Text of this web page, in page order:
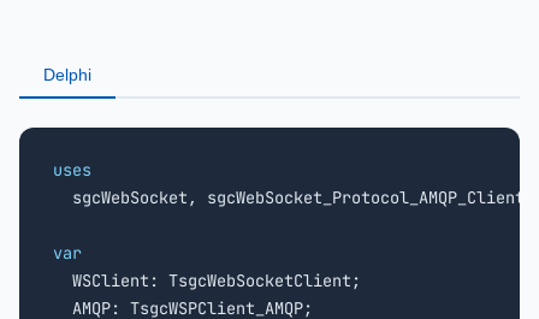
Delphi
uses
sgcWebSocket, sgcWebSocket_Protocol_AMQP_Client,
var
WSClient: TsgcWebSocketClient;